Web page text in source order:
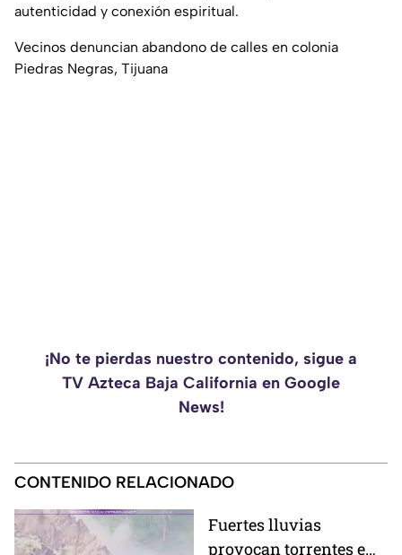
autenticidad y conexión espiritual.
Vecinos denuncian abandono de calles en colonia
Piedras Negras, Tijuana
¡No te pierdas nuestro contenido, sigue a
TV Azteca Baja California en Google
News!
CONTENIDO RELACIONADO
Fuertes lluvias
provocan torrentes e